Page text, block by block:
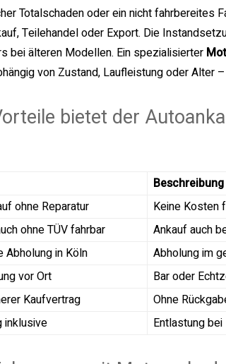
Totalschaden oder ein nicht fahrbereites
Teilehandel oder Export. Die
bei älteren Modellen. Ein spezialisierter
von Zustand, Laufleistung oder Alter
bietet der
Beschreibung
ohne Reparatur
Keine Kosten
ohne TÜV fahrbar
Ankauf auch
Abholung in Köln
Abholung im
vor Ort
Bar oder
Kaufvertrag
Ohne
inklusive
Entlastung